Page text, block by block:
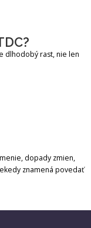
dlhodobý rast, nie len
dopady zmien,
znamená povedať